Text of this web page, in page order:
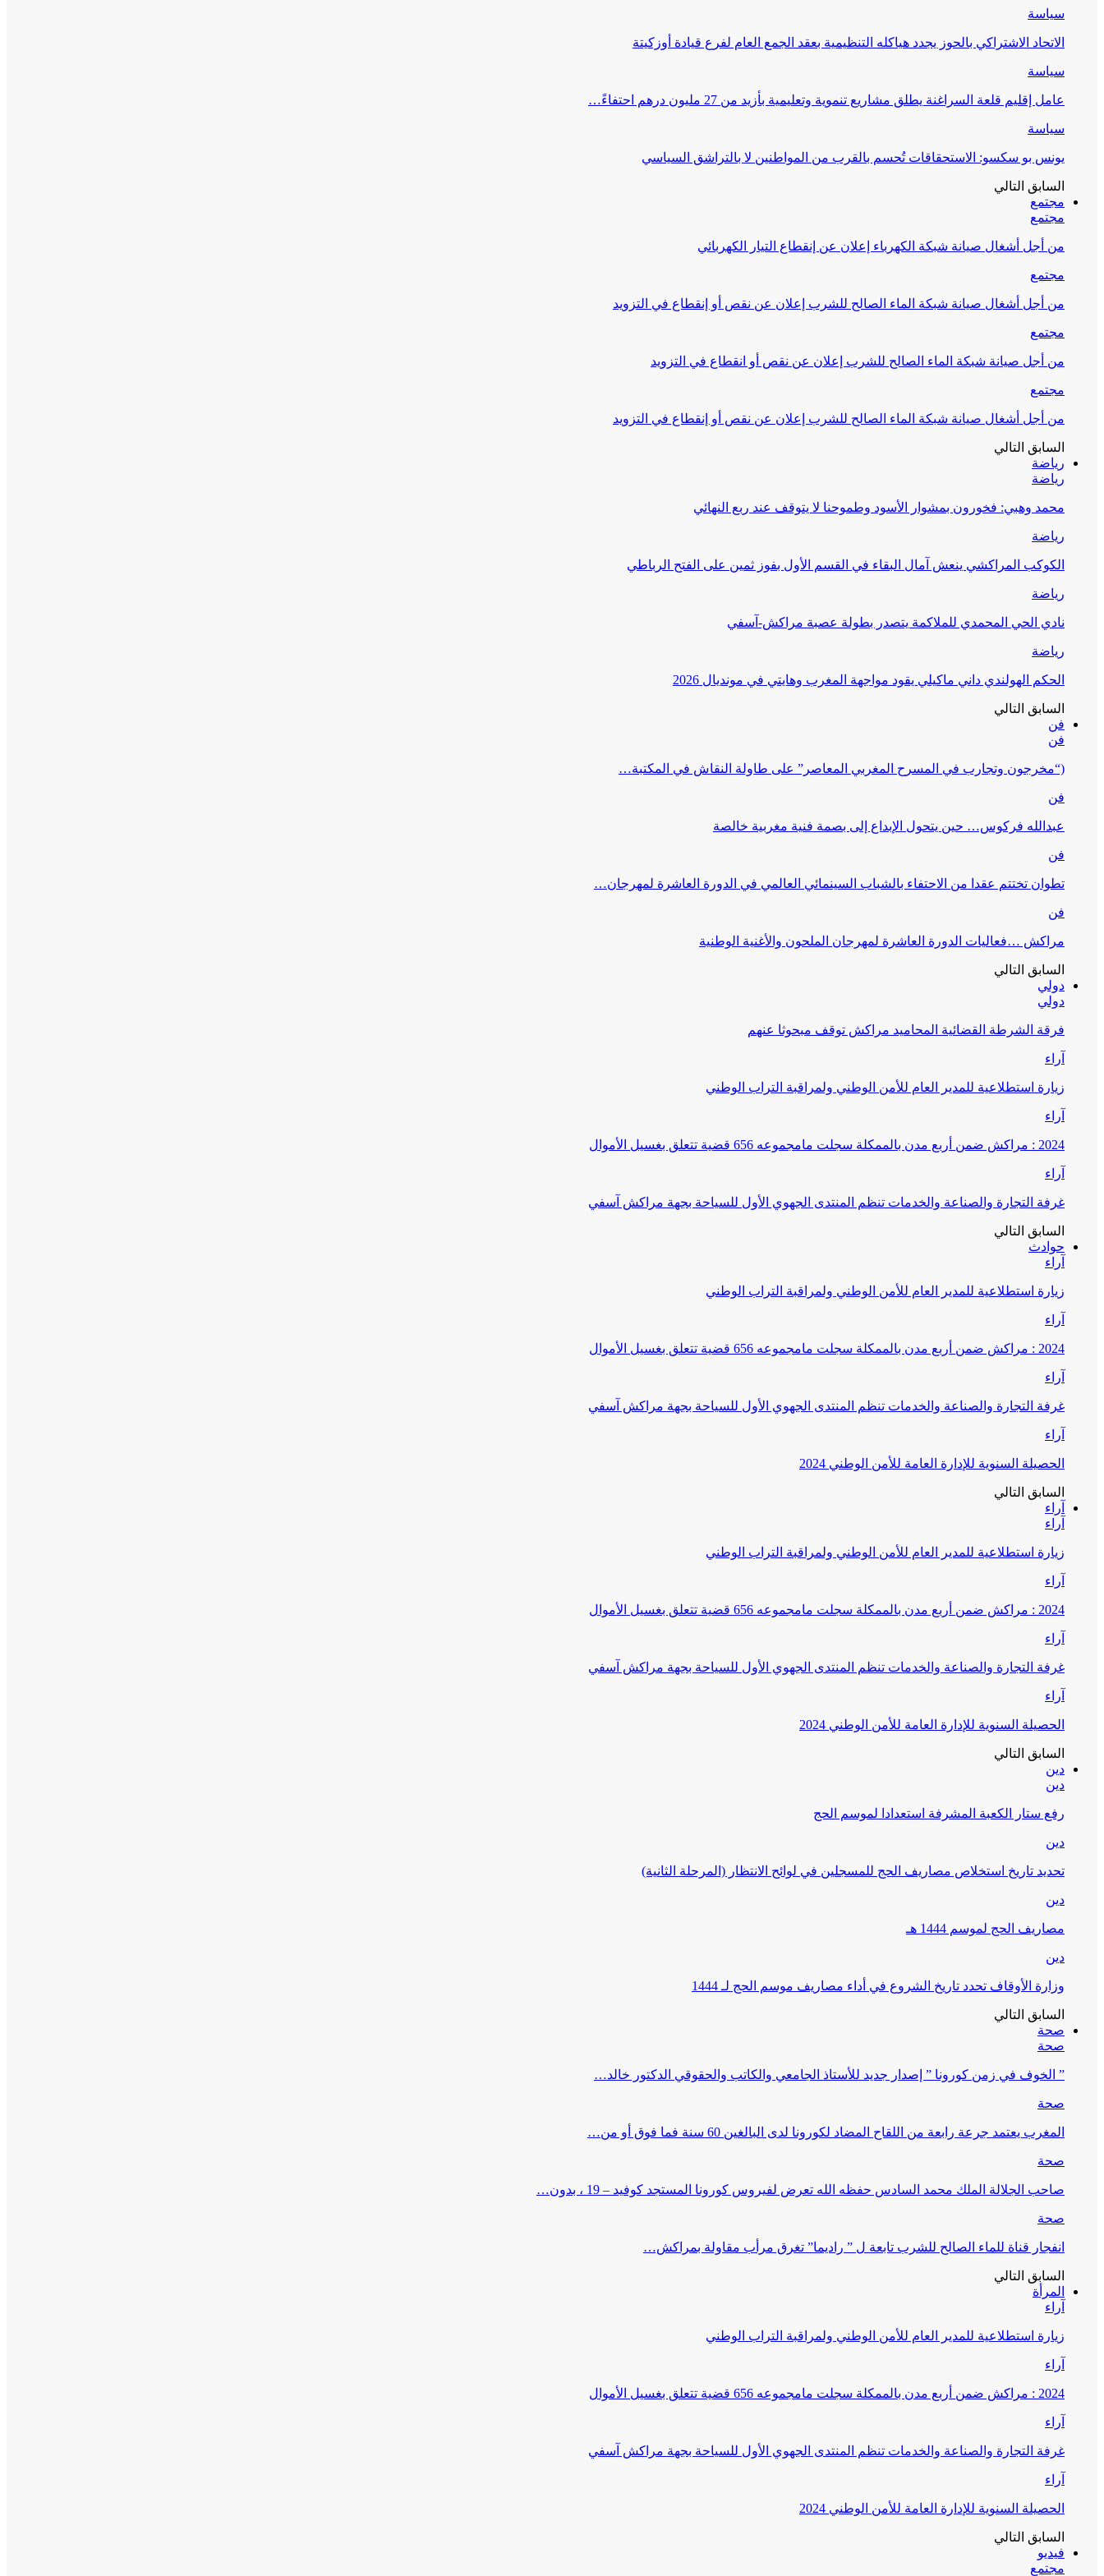
سياسة
الاتحاد الاشتراكي بالحوز يجدد هياكله التنظيمية بعقد الجمع العام لفرع قيادة أوزكيتة
سياسة
عامل إقليم قلعة السراغنة يطلق مشاريع تنموية وتعليمية بأزيد من 27 مليون درهم احتفاءً…
سياسة
يونس بو سكسو: الاستحقاقات تُحسم بالقرب من المواطنين لا بالتراشق السياسي
السابق التالي
مجتمع
مجتمع
من أجل أشغال صيانة شبكة الكهرباء إعلان عن إنقطاع التيار الكهربائي
مجتمع
من أجل أشغال صيانة شبكة الماء الصالح للشرب إعلان عن نقص أو إنقطاع في التزويد
مجتمع
من أجل صيانة شبكة الماء الصالح للشرب إعلان عن نقص أو انقطاع في التزويد
مجتمع
من أجل أشغال صيانة شبكة الماء الصالح للشرب إعلان عن نقص أو إنقطاع في التزويد
السابق التالي
رياضة
رياضة
محمد وهبي: فخورون بمشوار الأسود وطموحنا لا يتوقف عند ربع النهائي
رياضة
الكوكب المراكشي ينعش آمال البقاء في القسم الأول بفوز ثمين على الفتح الرباطي
رياضة
نادي الحي المحمدي للملاكمة يتصدر بطولة عصبة مراكش-آسفي
رياضة
الحكم الهولندي داني ماكيلي يقود مواجهة المغرب وهايتي في مونديال 2026
السابق التالي
فن
فن
(“مخرجون وتجارب في المسرح المغربي المعاصر” على طاولة النقاش في المكتبة…
فن
عبدالله فركوس… حين يتحول الإبداع إلى بصمة فنية مغربية خالصة
فن
تطوان تختتم عقدا من الاحتفاء بالشباب السينمائي العالمي في الدورة العاشرة لمهرجان…
فن
مراكش …فعاليات الدورة العاشرة لمهرجان الملحون والأغنية الوطنية
السابق التالي
دولي
دولي
فرقة الشرطة القضائية المحاميد مراكش توقف مبحوثا عنهم
آراء
زيارة استطلاعية للمدير العام للأمن الوطني ولمراقبة التراب الوطني
آراء
2024 : مراكش ضمن أربع مدن بالممكلة سجلت مامجموعه 656 قضية تتعلق بغسيل الأموال
آراء
غرفة التجارة والصناعة والخدمات تنظم المنتدى الجهوي الأول للسياحة بجهة مراكش آسفي
السابق التالي
حوادث
آراء
زيارة استطلاعية للمدير العام للأمن الوطني ولمراقبة التراب الوطني
آراء
2024 : مراكش ضمن أربع مدن بالممكلة سجلت مامجموعه 656 قضية تتعلق بغسيل الأموال
آراء
غرفة التجارة والصناعة والخدمات تنظم المنتدى الجهوي الأول للسياحة بجهة مراكش آسفي
آراء
الحصيلة السنوية للإدارة العامة للأمن الوطني 2024
السابق التالي
آراء
آراء
زيارة استطلاعية للمدير العام للأمن الوطني ولمراقبة التراب الوطني
آراء
2024 : مراكش ضمن أربع مدن بالممكلة سجلت مامجموعه 656 قضية تتعلق بغسيل الأموال
آراء
غرفة التجارة والصناعة والخدمات تنظم المنتدى الجهوي الأول للسياحة بجهة مراكش آسفي
آراء
الحصيلة السنوية للإدارة العامة للأمن الوطني 2024
السابق التالي
دين
دين
رفع ستار الكعبة المشرفة استعدادا لموسم الحج
دين
تحديد تاريخ استخلاص مصاريف الحج للمسجلين في لوائح الانتظار (المرحلة الثانية)
دين
مصاريف الحج لموسم 1444 هـ
دين
وزارة الأوقاف تحدد تاريخ الشروع في أداء مصاريف موسم الحج لـ 1444
السابق التالي
صحة
صحة
” الخوف في زمن كورونا ” إصدار جديد للأستاذ الجامعي والكاتب والحقوقي الدكتور خالد…
صحة
المغرب يعتمد جرعة رابعة من اللقاح المضاد لكورونا لدى البالغين 60 سنة فما فوق أو من…
صحة
صاحب الجلالة الملك محمد السادس حفظه الله تعرض لفيروس كورونا المستجد كوفيد – 19 ، بدون…
صحة
انفجار قناة للماء الصالح للشرب تابعة ل ” راديما” تغرق مرأب مقاولة بمراكش…
السابق التالي
المرأة
آراء
زيارة استطلاعية للمدير العام للأمن الوطني ولمراقبة التراب الوطني
آراء
2024 : مراكش ضمن أربع مدن بالممكلة سجلت مامجموعه 656 قضية تتعلق بغسيل الأموال
آراء
غرفة التجارة والصناعة والخدمات تنظم المنتدى الجهوي الأول للسياحة بجهة مراكش آسفي
آراء
الحصيلة السنوية للإدارة العامة للأمن الوطني 2024
السابق التالي
فيديو
مجتمع